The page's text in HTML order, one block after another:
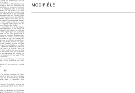
MODIFIÉ LE